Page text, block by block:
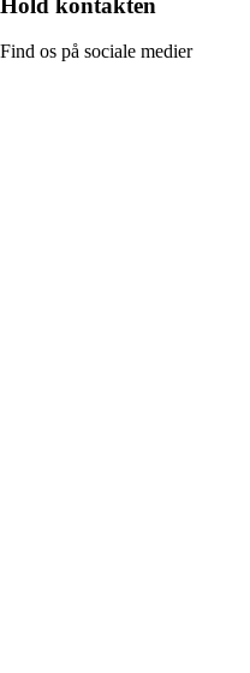
Find os på sociale medier